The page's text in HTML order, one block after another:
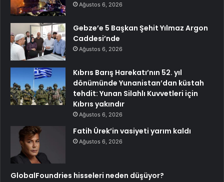
Ağustos 6, 2026
Gebze’e 5 Başkan Şehit Yılmaz Argon
Caddesi’nde
Ağustos 6, 2026
Kıbrıs Barış Harekatı’nın 52. yıl
dönümünde Yunanistan’dan küstah
tehdit: Yunan Silahlı Kuvvetleri için
Kıbrıs yakındır
Ağustos 6, 2026
Fatih Ürek’in vasiyeti yarım kaldı
Ağustos 6, 2026
GlobalFoundries hisseleri neden düşüyor?